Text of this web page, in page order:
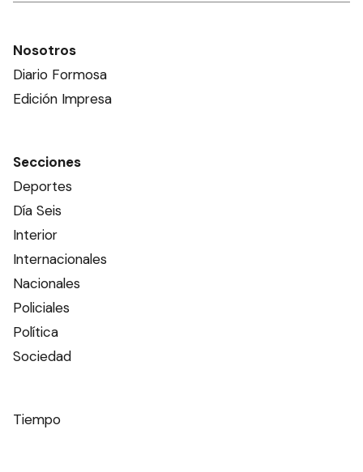
Nosotros
Diario Formosa
Edición Impresa
Secciones
Deportes
Día Seis
Interior
Internacionales
Nacionales
Policiales
Política
Sociedad
Tiempo